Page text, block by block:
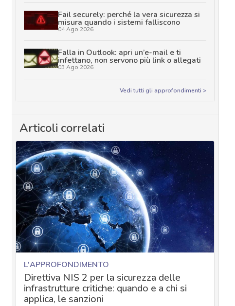
Fail securely: perché la vera sicurezza si
misura quando i sistemi falliscono
04 Ago 2026
Falla in Outlook: apri un’e-mail e ti
infettano, non servono più link o allegati
03 Ago 2026
Vedi tutti gli approfondimenti >
Articoli correlati
L'APPROFONDIMENTO
Direttiva NIS 2 per la sicurezza delle
infrastrutture critiche: quando e a chi si
applica, le sanzioni